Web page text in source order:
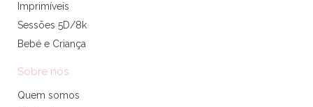
Imprimíveis
Sessões 5D/8k
Bebé e Criança
Sobre nós
Quem somos